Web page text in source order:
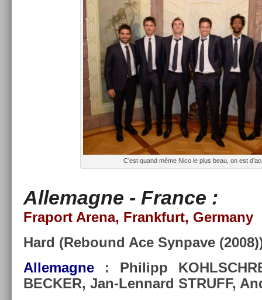
C’est quand même Nico le plus beau, on est
Al­lemag­ne - Fran­ce :
Fraport Arena, Frankfurt, Ger­many
Hard (Re­bound Ace Syn­pave
Al­lemag­ne : Philipp
BE­CK­ER, Jan-Lennard STRUFF,